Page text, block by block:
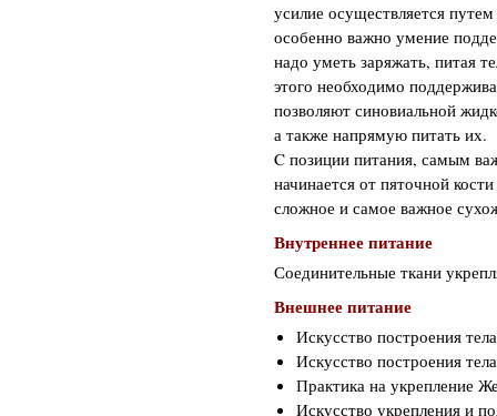
усилие осуществляется
особенно важно умение
надо уметь заряжать, питая
этого необходимо
позволяют синовиальной
а также напрямую питать их.
C позиции питания, самым
начинается от пяточной
сложное и самое важное
Внутреннее питание
Соединительные ткани
Внешнее питание
Искусство построения
Искусство построения
Практика на укрепление
Искусство укрепления и